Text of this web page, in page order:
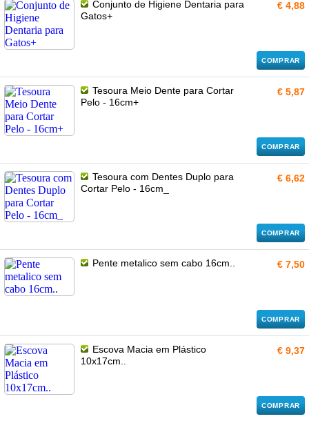
Conjunto de Higiene Dentaria para
Gatos+
€ 4,88
COMPRAR
Tesoura Meio Dente para Cortar
Pelo - 16cm+
€ 5,87
COMPRAR
Tesoura com Dentes Duplo para
Cortar Pelo - 16cm_
€ 6,62
COMPRAR
Pente metalico sem cabo 16cm.. € 7,50
COMPRAR
Escova Macia em Plástico
10x17cm..
€ 9,37
COMPRAR